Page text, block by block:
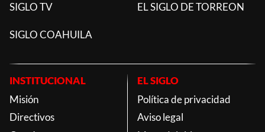
SIGLO TV EL SIGLO DE TORREON
SIGLO COAHUILA
INSTITUCIONAL
Misión
Directivos
EL SIGLO
Política de privacidad
Aviso legal